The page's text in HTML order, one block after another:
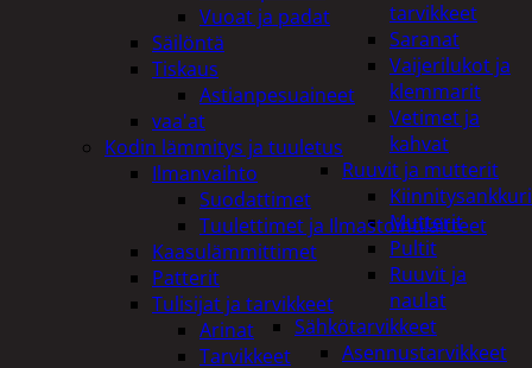
tarvikkeet
Saranat
Vaijerilukot ja
klemmarit
Vetimet ja
kahvat
Ruuvit ja mutterit
Mutterit
Pultit
Ruuvit ja
naulat
Sähkötarvikkeet
Asennustarvikkeet
Vuoat ja padat
Säilöntä
Tiskaus
Astianpesuaineet
vaa'at
Kodin lämmitys ja tuuletus
Ilmanvaihto
Suodattimet
Tuulettimet ja Ilmastointilaitteet
Kaasulämmittimet
Patterit
Tulisijat ja tarvikkeet
Arinat
Tarvikkeet